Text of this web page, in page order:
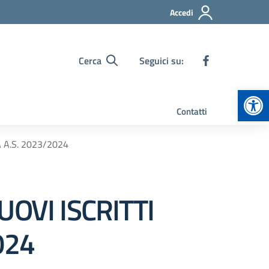
Accedi
Cerca Seguici su:
Contatti
A.S. 2023/2024
ISCRITTI